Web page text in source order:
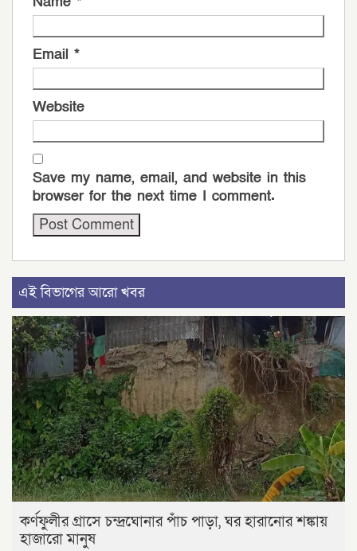
Email *
Website
Save my name, email, and website in this
browser for the next time I comment.
এই বিভাগের আরো খবর
কর্ণফুলীর গ্রাসে চন্দ্রঘোনার পাঁচ পাড়া, ঘর হারানোর শঙ্কায়
হাজারো মানুষ